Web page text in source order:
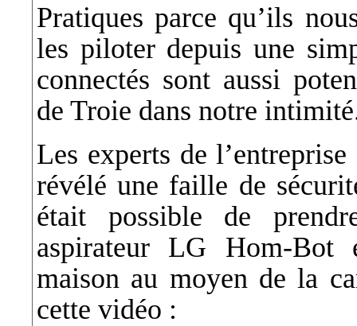
Pratiques parce qu’ils
les piloter depuis une
connectés sont aussi
de Troie dans notre
Les experts de
révélé une faille de
était possible de
aspirateur LG Hom-Bot
maison au moyen de la
cette vidéo :